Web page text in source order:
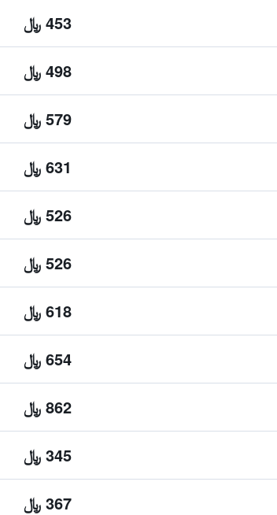
453 ﷼
498 ﷼
579 ﷼
631 ﷼
526 ﷼
526 ﷼
618 ﷼
654 ﷼
862 ﷼
345 ﷼
367 ﷼